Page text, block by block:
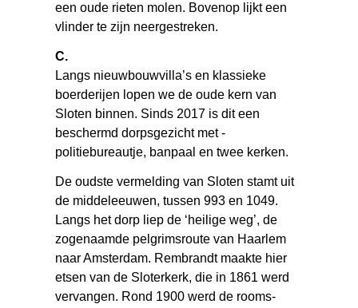
een oude rieten molen. Bovenop lijkt een
vlinder te zijn neergestreken.
C.
Langs nieuwbouwvilla’s en klassieke
boerderijen lopen we de oude kern van
Sloten binnen. Sinds 2017 is dit een
beschermd dorpsgezicht met ­
politiebureautje, banpaal en twee kerken.
De oudste vermelding van Sloten stamt uit
de middeleeuwen, tussen 993 en 1049.
Langs het dorp liep de ‘heilige weg’, de
zogenaamde pelgrimsroute van Haarlem
naar Amsterdam. Rembrandt maakte hier
etsen van de Sloterkerk, die in 1861 werd
vervangen. Rond 1900 werd de rooms-